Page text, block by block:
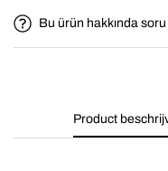
Bu ürün hakkında
Product